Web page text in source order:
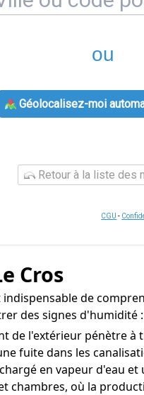
ou
Géolocalisez-moi
Retour à la liste des
CGU -
Cros
de
des signes d'humidité :
de l'extérieur pénètre
fuite dans les
en vapeur d'eau
chambres, où la